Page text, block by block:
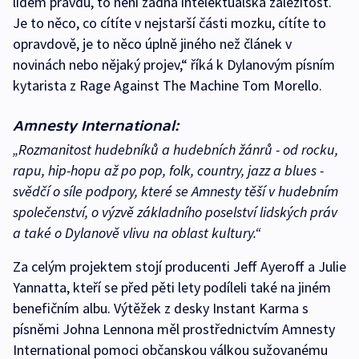
Je to něco, co cítíte v nejstarší části mozku, cítíte to
opravdově, je to něco úplně jiného než článek v
novinách nebo nějaký projev,“ říká k Dylanovým písním
kytarista z Rage Against The Machine Tom Morello.
Amnesty International:
„Rozmanitost hudebníků a hudebních žánrů - od rocku,
rapu, hip-hopu až po pop, folk, country, jazz a blues -
svědčí o síle podpory, které se Amnesty těší v hudebním
společenství, o výzvě základního poselství lidských práv
a také o Dylanově vlivu na oblast kultury.“
Za celým projektem stojí producenti Jeff Ayeroff a Julie
Yannatta, kteří se před pěti lety podíleli také na jiném
benefičním albu. Výtěžek z desky Instant Karma s
písněmi Johna Lennona měl prostřednictvím Amnesty
International pomoci občanskou válkou sužovanému